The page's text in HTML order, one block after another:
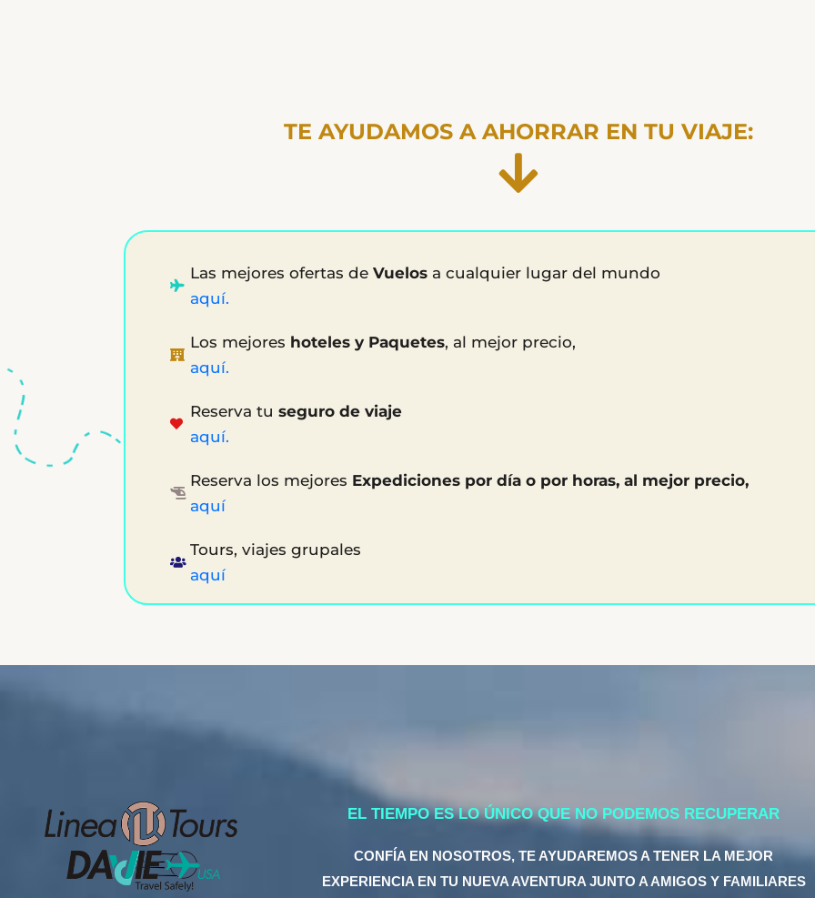
TE AYUDAMOS A AHORRAR EN TU VIAJE:
Las mejores ofertas deVuelosa cualquier lugar del mundo
aquí.
Los mejores hoteles y Paquetes, al mejor precio,
aquí.
Reserva tuseguro de viaje
aquí.
Reserva los mejores Expediciones por día o por horas, al mejor precio,
aquí
Tours, viajes grupales
aquí
EL TIEMPO ES LO ÚNICO QUE NO PODEMOS RECUPERAR
CONFÍA EN NOSOTROS, TE AYUDAREMOS A TENER LA MEJOR
EXPERIENCIA EN TU NUEVA AVENTURA JUNTO A AMIGOS Y FAMILIARES